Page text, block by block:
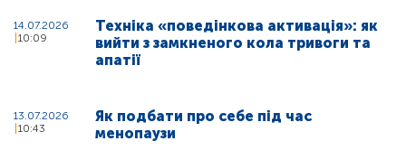
14.07.2026
10:09
Техніка «поведінкова активація»: як
вийти з замкненого кола тривоги та
апатії
13.07.2026
10:43
Як подбати про себе під час
менопаузи